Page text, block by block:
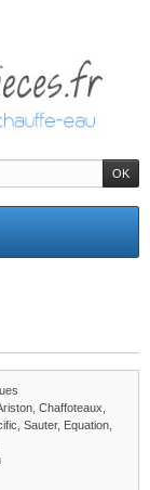
Chaffoteaux,
Sauter, Equation,